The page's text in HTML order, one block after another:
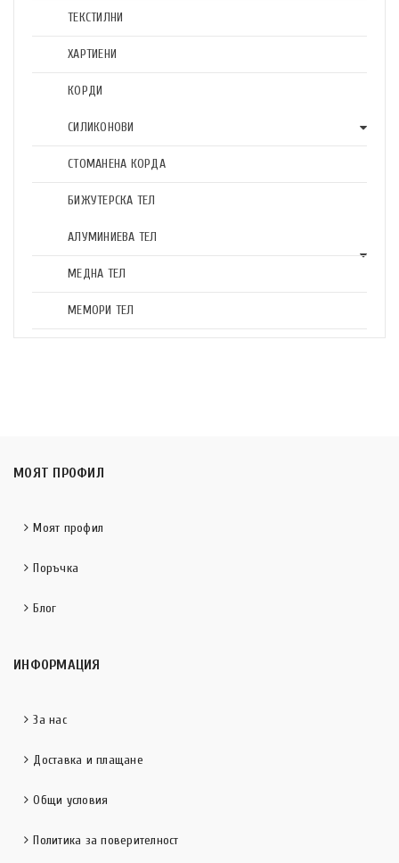
ТЕКСТИЛНИ
ХАРТИЕНИ
КОРДИ
СИЛИКОНОВИ
СТОМАНЕНА КОРДА
БИЖУТЕРСКА ТЕЛ
АЛУМИНИЕВА ТЕЛ
МЕДНА ТЕЛ
МЕМОРИ ТЕЛ
МОЯТ ПРОФИЛ
Моят профил
Поръчка
Блог
ИНФОРМАЦИЯ
За нас
Доставка и плащане
Общи условия
Политика за поверителност